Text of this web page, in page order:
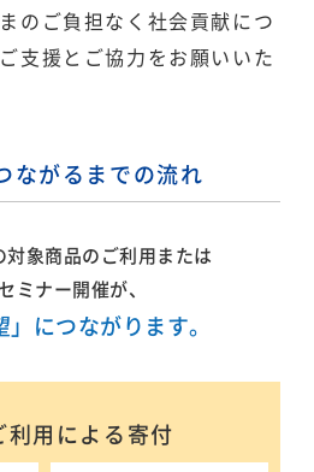
のご負担なく社会貢献につ
支援とご協力をお願いいた
ながるまでの流れ
対象商品のご利用または
ミナー開催が、
」につながります。
利用による寄付